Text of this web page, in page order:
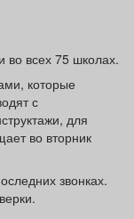
Проекты
во всех 75 школах.
которые
с
для
во вторник
звонках.